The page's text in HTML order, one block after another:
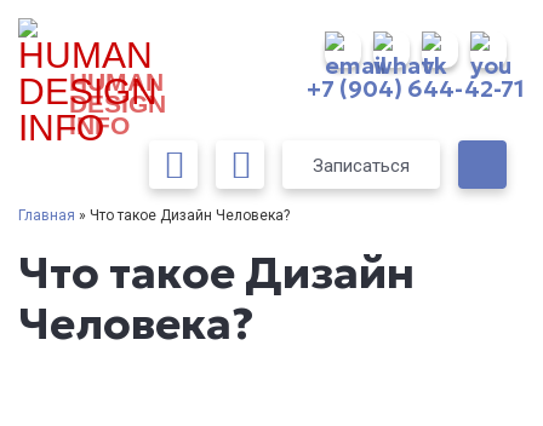
HUMAN
DESIGN
INFO
+7 (904) 644-42-71
Записаться
Главная » Что такое Дизайн Человека?
Что такое Дизайн
Человека?